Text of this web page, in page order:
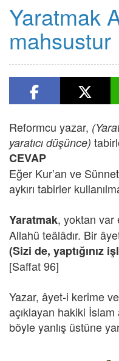
Yaratmak
mahsustur
Reformcu yazar,
yaratıcı düşünce)
CEVAP
Eğer Kur’an ve
aykırı tabirler
Yaratmak, yoktan var
Allahü teâlâdır. Bir
(Sizi de, yaptığınız
[Saffat 96]
Yazar, âyet-i kerime
açıklayan hakiki İslam
böyle yanlış üstüne